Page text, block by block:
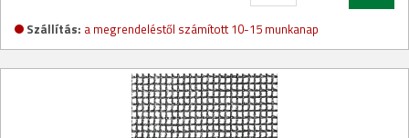
Szállítás: a megrendeléstől számított 10-15 munkanap